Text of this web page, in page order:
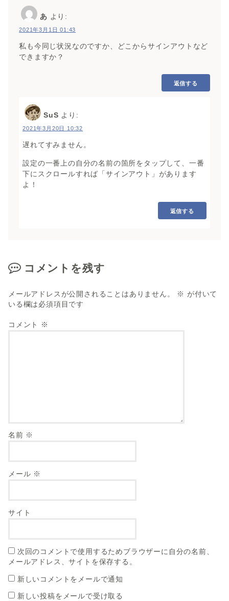
あ より:
2021年3月1日 01:43
私も今同じ状況なのですか、どこからサインアウトなど
できますか？
返信する
SuS より:
2021年3月20日 10:32
遅れてすみません。
設定の一番上の自分の名前の箇所をタップして、一番
下にスクロールすれば「サインアウト」があります
よ！
返信する
コメントを残す
メールアドレスが公開されることはありません。 ※ が付いて
いる欄は必須項目です
コメント ※
名前 ※
メール ※
サイト
次回のコメントで使用するためブラウザーに自分の名前、
メールアドレス、サイトを保存する。
新しいコメントをメールで通知
新しい投稿をメールで受け取る